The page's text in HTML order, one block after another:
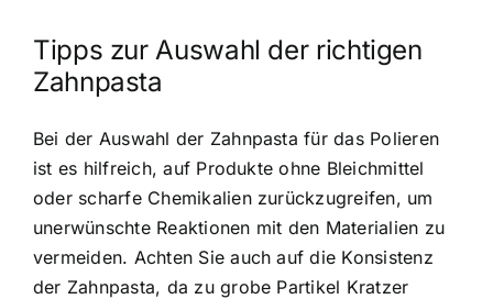
Tipps zur Auswahl der richtigen
Zahnpasta
Bei der Auswahl der Zahnpasta für das Polieren
ist es hilfreich, auf Produkte ohne Bleichmittel
oder scharfe Chemikalien zurückzugreifen, um
unerwünschte Reaktionen mit den Materialien zu
vermeiden. Achten Sie auch auf die Konsistenz
der Zahnpasta, da zu grobe Partikel Kratzer